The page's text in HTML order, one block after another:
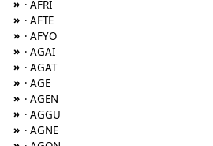
» · AFRI
» · AFTE
» · AFYO
» · AGAI
» · AGAT
» · AGE
» · AGEN
» · AGGU
» · AGNE